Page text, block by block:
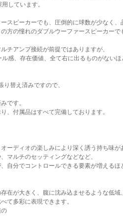
しています。
スピーカーでも、圧倒的に球数が少なく、
方の憧れのダブルウーファースピーカーで
チアンプ接続が前提ではありますが、
感、存在価値、全て右に出るものがないほ
替え済みですので、
です。
、付属品はすべて完備しております。
ーディオの楽しみにより深く誘う持ち味が
マルチのセッティングなどなど、
自分でコントロールできる要素が増えるほ
在が大きく、腹に沈み込ませるような低域、
て多彩に表現できます。